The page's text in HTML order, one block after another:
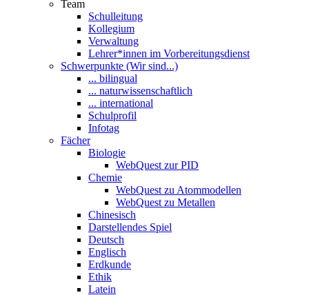
Team
Schulleitung
Kollegium
Verwaltung
Lehrer*innen im Vorbereitungsdienst
Schwerpunkte (Wir sind...)
... bilingual
... naturwissenschaftlich
... international
Schulprofil
Infotag
Fächer
Biologie
WebQuest zur PID
Chemie
WebQuest zu Atommodellen
WebQuest zu Metallen
Chinesisch
Darstellendes Spiel
Deutsch
Englisch
Erdkunde
Ethik
Latein